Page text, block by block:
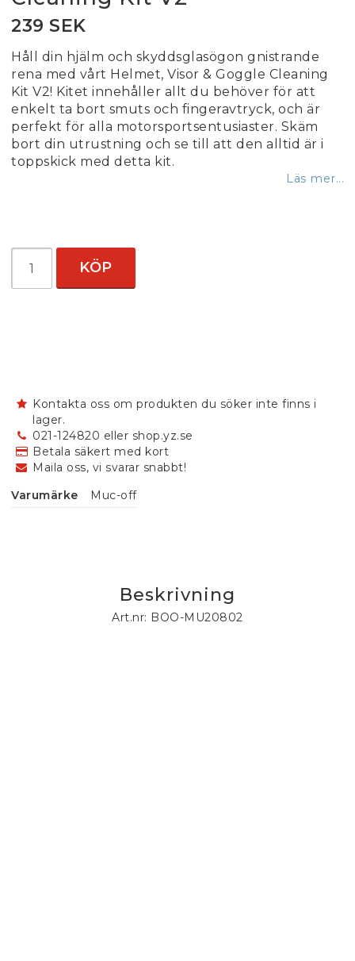
239 SEK
Håll din hjälm och skyddsglasögon gnistrande
rena med vårt Helmet, Visor & Goggle Cleaning
Kit V2! Kitet innehåller allt du behöver för att
enkelt ta bort smuts och fingeravtryck, och är
perfekt för alla motorsportsentusiaster. Skäm
bort din utrustning och se till att den alltid är i
toppskick med detta kit.
Läs mer...
KÖP
Kontakta oss om produkten du söker inte finns i
lager.
021-124820 eller shop.yz.se
Betala säkert med kort
Maila oss, vi svarar snabbt!
Varumärke
Muc-off
Beskrivning
Art.nr: BOO-MU20802